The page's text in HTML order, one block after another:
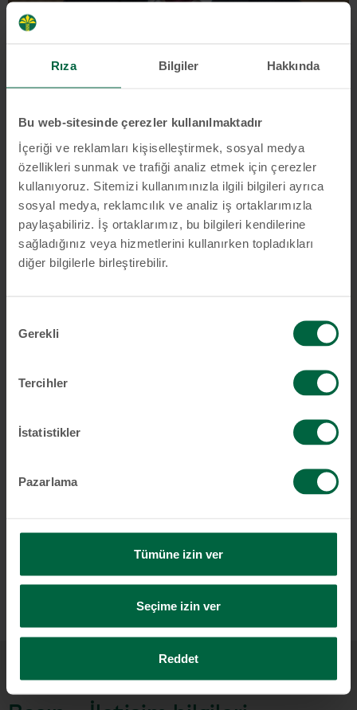
Rıza Bilgiler Hakkında
Bu web-sitesinde çerezler kullanılmaktadır
İçeriği ve reklamları kişiselleştirmek, sosyal medya
özellikleri sunmak ve trafiği analiz etmek için çerezler
kullanıyoruz. Sitemizi kullanımınızla ilgili bilgileri ayrıca
sosyal medya, reklamcılık ve analiz iş ortaklarımızla
paylaşabiliriz. İş ortaklarımız, bu bilgileri kendilerine
sağladığınız veya hizmetlerini kullanırken topladıkları
diğer bilgilerle birleştirebilir.
Seçimi
Gerekli
Tercihler
İstatistikler
Pazarlama
Tümüne izin ver
Seçime izin ver
Reddet
Download